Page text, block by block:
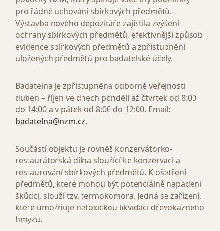
pro řádné uchování sbírkových předmětů.
Výstavba nového depozitáře zajistila zvýšení
ochrany sbírkových předmětů, efektivnější způsob
evidence sbírkových předmětů a zpřístupnění
uložených předmětů pro badatelské účely.
Badatelna je zpřístupněna odborné veřejnosti
duben – říjen ve dnech pondělí až čtvrtek od 8:00
do 14:00 a v pátek od 8:00 do 12:00. Email:
badatelna@nzm.cz.
Součástí objektu je rovněž konzervátorko-
restaurátorská dílna sloužící ke konzervaci a
restaurování sbírkových předmětů. K ošetření
předmětů, které mohou být potenciálně napadeni
škůdci, slouží tzv. termokomora. Jedná se zařízení,
které umožňuje netoxickou likvidaci dřevokazného
hmyzu.